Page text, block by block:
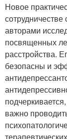
Новое
авторами
посвященных
расстройства.
безопасны и
важно